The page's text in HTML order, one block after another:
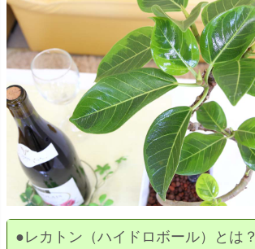
●レカトン（ハイドロボール）とは？